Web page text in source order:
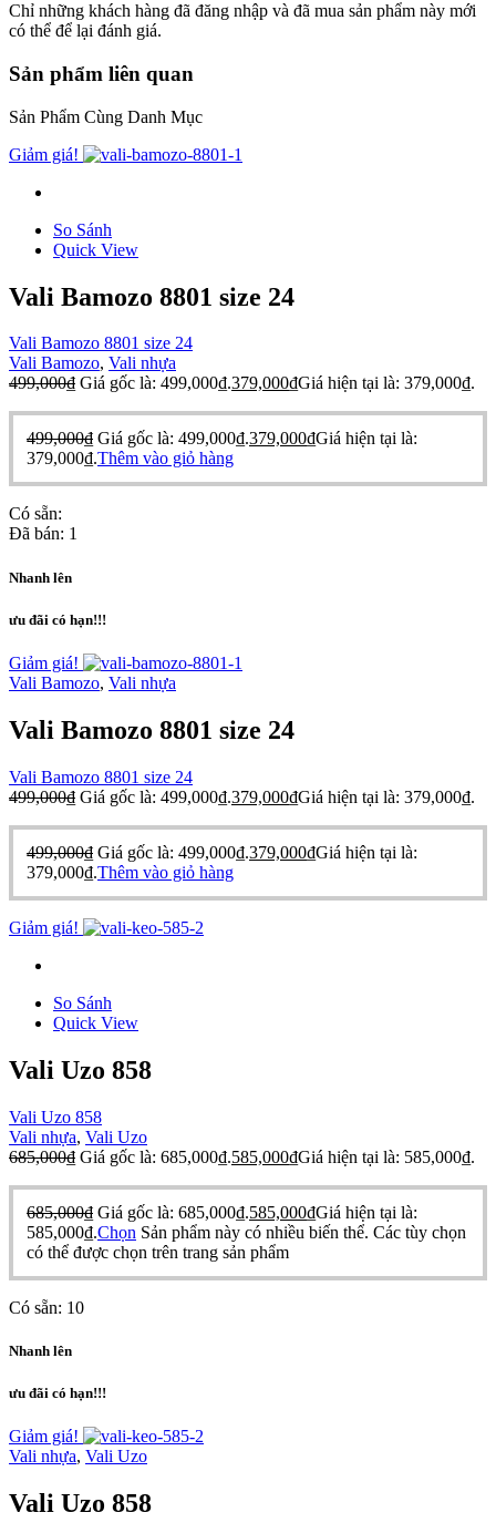
Chỉ những khách hàng đã đăng nhập và đã mua sản phẩm này mới
có thể để lại đánh giá.
Sản phẩm liên quan
Sản Phẩm Cùng Danh Mục
Giảm giá!
So Sánh
Quick View
Vali Bamozo 8801 size 24
Vali Bamozo 8801 size 24
Vali Bamozo, Vali nhựa
499,000₫ Giá gốc là: 499,000₫.379,000₫Giá hiện tại là: 379,000₫.
499,000₫ Giá gốc là: 499,000₫.379,000₫Giá hiện tại là:
379,000₫.Thêm vào giỏ hàng
Có sẵn:
Đã bán: 1
Nhanh lên
ưu đãi có hạn!!!
Giảm giá!
Vali Bamozo, Vali nhựa
Vali Bamozo 8801 size 24
Vali Bamozo 8801 size 24
499,000₫ Giá gốc là: 499,000₫.379,000₫Giá hiện tại là: 379,000₫.
499,000₫ Giá gốc là: 499,000₫.379,000₫Giá hiện tại là:
379,000₫.Thêm vào giỏ hàng
Giảm giá!
So Sánh
Quick View
Vali Uzo 858
Vali Uzo 858
Vali nhựa, Vali Uzo
685,000₫ Giá gốc là: 685,000₫.585,000₫Giá hiện tại là: 585,000₫.
685,000₫ Giá gốc là: 685,000₫.585,000₫Giá hiện tại là:
585,000₫.Chọn Sản phẩm này có nhiều biến thể. Các tùy chọn
có thể được chọn trên trang sản phẩm
Có sẵn: 10
Nhanh lên
ưu đãi có hạn!!!
Giảm giá!
Vali nhựa, Vali Uzo
Vali Uzo 858